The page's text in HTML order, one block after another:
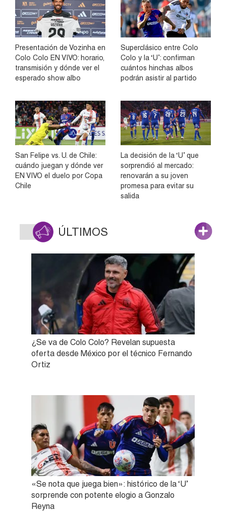
Presentación de Vozinha en
Colo Colo EN VIVO: horario,
transmisión y dónde ver el
esperado show albo
Superclásico entre Colo
Colo y la ‘U’: confirman
cuántos hinchas albos
podrán asistir al partido
San Felipe vs. U. de Chile:
cuándo juegan y dónde ver
EN VIVO el duelo por Copa
Chile
La decisión de la ‘U’ que
sorprendió al mercado:
renovarán a su joven
promesa para evitar su
salida
ÚLTIMOS
¿Se va de Colo Colo? Revelan supuesta
oferta desde México por el técnico Fernando
Ortiz
«Se nota que juega bien»: histórico de la ‘U’
sorprende con potente elogio a Gonzalo
Reyna